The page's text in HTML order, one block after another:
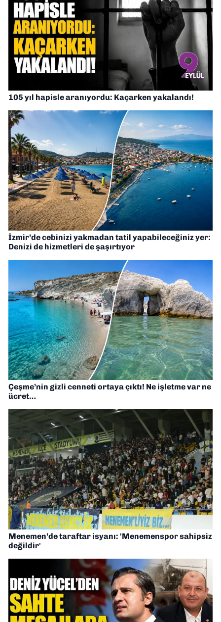
105 yıl hapisle aranıyordu: Kaçarken yakalandı!
İzmir’de cebinizi yakmadan tatil yapabileceğiniz yer:
Denizi de hizmetleri de şaşırtıyor
Çeşme’nin gizli cenneti ortaya çıktı! Ne işletme var ne
ücret…
Menemen’de taraftar isyanı: 'Menemenspor sahipsiz
değildir'